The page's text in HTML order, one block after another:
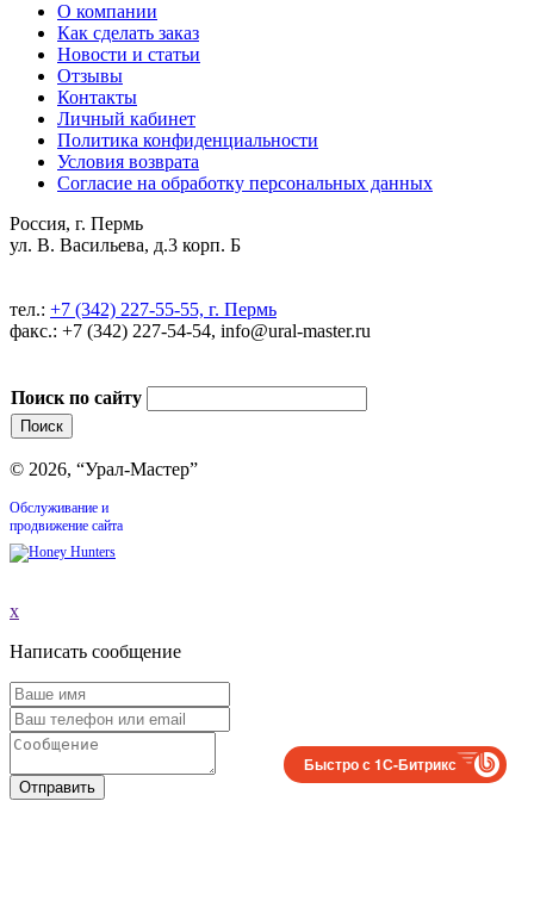
О компании
Как сделать заказ
Новости и статьи
Отзывы
Контакты
Личный кабинет
Политика конфиденциальности
Условия возврата
Согласие на обработку персональных данных
Россия, г. Пермь
ул. В. Васильева, д.3 корп. Б
тел.: +7 (342) 227-55-55, г. Пермь
факс.: +7 (342) 227-54-54, info@ural-master.ru
Поиск по сайту
© 2026, “Урал-Мастер”
Обслуживание и
продвижение сайта
x
Написать сообщение
Отправить
Быстро с 1С-Битрикс